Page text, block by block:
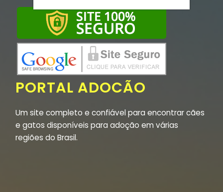
PORTAL ADOCÃO
Um site completo e confiável para encontrar cães
e gatos disponíveis para adoção em várias
regiões do Brasil.